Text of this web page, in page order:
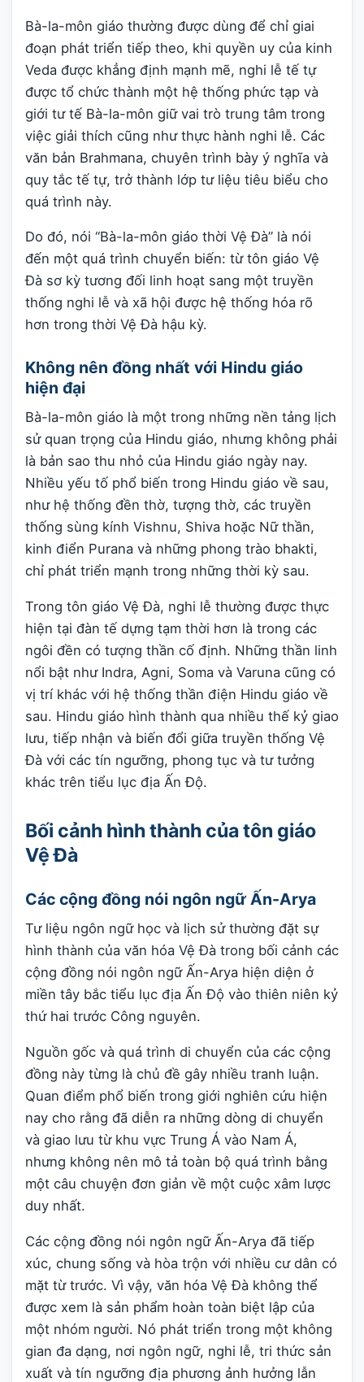
Bà-la-môn giáo thường được dùng để chỉ giai
đoạn phát triển tiếp theo, khi quyền uy của kinh
Veda được khẳng định mạnh mẽ, nghi lễ tế tự
được tổ chức thành một hệ thống phức tạp và
giới tư tế Bà-la-môn giữ vai trò trung tâm trong
việc giải thích cũng như thực hành nghi lễ. Các
văn bản Brahmana, chuyên trình bày ý nghĩa và
quy tắc tế tự, trở thành lớp tư liệu tiêu biểu cho
quá trình này.
Do đó, nói “Bà-la-môn giáo thời Vệ Đà” là nói
đến một quá trình chuyển biến: từ tôn giáo Vệ
Đà sơ kỳ tương đối linh hoạt sang một truyền
thống nghi lễ và xã hội được hệ thống hóa rõ
hơn trong thời Vệ Đà hậu kỳ.
Không nên đồng nhất với Hindu giáo
hiện đại
Bà-la-môn giáo là một trong những nền tảng lịch
sử quan trọng của Hindu giáo, nhưng không phải
là bản sao thu nhỏ của Hindu giáo ngày nay.
Nhiều yếu tố phổ biến trong Hindu giáo về sau,
như hệ thống đền thờ, tượng thờ, các truyền
thống sùng kính Vishnu, Shiva hoặc Nữ thần,
kinh điển Purana và những phong trào bhakti,
chỉ phát triển mạnh trong những thời kỳ sau.
Trong tôn giáo Vệ Đà, nghi lễ thường được thực
hiện tại đàn tế dựng tạm thời hơn là trong các
ngôi đền có tượng thần cố định. Những thần linh
nổi bật như Indra, Agni, Soma và Varuna cũng có
vị trí khác với hệ thống thần điện Hindu giáo về
sau. Hindu giáo hình thành qua nhiều thế kỷ giao
lưu, tiếp nhận và biến đổi giữa truyền thống Vệ
Đà với các tín ngưỡng, phong tục và tư tưởng
khác trên tiểu lục địa Ấn Độ.
Bối cảnh hình thành của tôn giáo
Vệ Đà
Các cộng đồng nói ngôn ngữ Ấn-Arya
Tư liệu ngôn ngữ học và lịch sử thường đặt sự
hình thành của văn hóa Vệ Đà trong bối cảnh các
cộng đồng nói ngôn ngữ Ấn-Arya hiện diện ở
miền tây bắc tiểu lục địa Ấn Độ vào thiên niên kỷ
thứ hai trước Công nguyên.
Nguồn gốc và quá trình di chuyển của các cộng
đồng này từng là chủ đề gây nhiều tranh luận.
Quan điểm phổ biến trong giới nghiên cứu hiện
nay cho rằng đã diễn ra những dòng di chuyển
và giao lưu từ khu vực Trung Á vào Nam Á,
nhưng không nên mô tả toàn bộ quá trình bằng
một câu chuyện đơn giản về một cuộc xâm lược
duy nhất.
Các cộng đồng nói ngôn ngữ Ấn-Arya đã tiếp
xúc, chung sống và hòa trộn với nhiều cư dân có
mặt từ trước. Vì vậy, văn hóa Vệ Đà không thể
được xem là sản phẩm hoàn toàn biệt lập của
một nhóm người. Nó phát triển trong một không
gian đa dạng, nơi ngôn ngữ, nghi lễ, tri thức sản
xuất và tín ngưỡng địa phương ảnh hưởng lẫn